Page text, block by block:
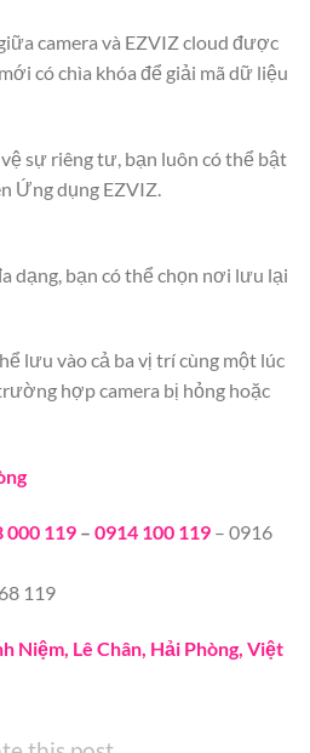
camera và EZVIZ cloud được
có chìa khóa để giải mã dữ liệu
sự riêng tư, bạn luôn có thể bật
Ứng dụng EZVIZ.
dạng, bạn có thể chọn nơi lưu lại
lưu vào cả ba vị trí cùng một lúc
hợp camera bị hỏng hoặc
000 119 – 0914 100 119 – 0916
119
Niệm, Lê Chân, Hải Phòng, Việt